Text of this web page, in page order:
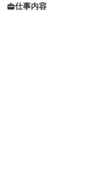
仕事内容